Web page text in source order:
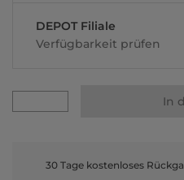
DEPOT Filiale
Verfügbarkeit prüfen
In
30 Tage kostenloses